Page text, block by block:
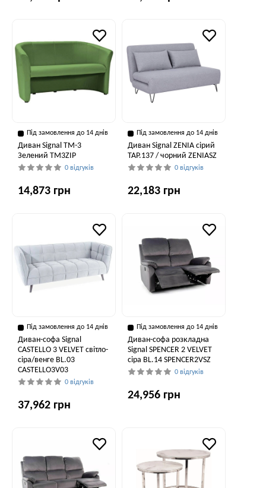
Під замовлення до 14 днів
Диван Signal TM-3
Зелений TM3ZIP
0 відгуків
14,873 грн
Під замовлення до 14 днів
Диван Signal ZENIA сірий
TAP.137 / чорний ZENIASZ
0 відгуків
22,183 грн
Під замовлення до 14 днів
Диван-софа Signal
CASTELLO 3 VELVET світло-
сіра/венге BL.03
CASTELLO3V03
0 відгуків
37,962 грн
Під замовлення до 14 днів
Диван-софа розкладна
Signal SPENCER 2 VELVET
сіра BL.14 SPENCER2VSZ
0 відгуків
24,956 грн